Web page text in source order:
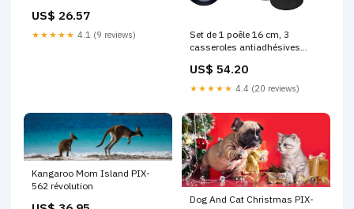
btpcat_main_280346984602
US$ 26.57
★★★★★ 4.1 (9 reviews)
Set de 1 poêle 16 cm, 3
casseroles antiadhésives
ustensiles Fackelmann
Brandao 1 poêle et 2 faitout
US$ 54.20
★★★★★ 4.4 (20 reviews)
Kangaroo Mom Island PIX-
562 révolution
Dog And Cat Christmas PIX-